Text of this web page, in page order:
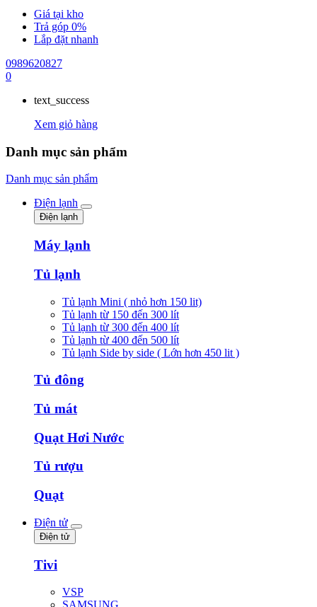
Giá tại kho
Trả góp 0%
Lắp đặt nhanh
0989620827
0
text_success
Xem giỏ hàng
Danh mục sản phẩm
Danh mục sản phẩm
Điện lạnh
Điện lạnh
Máy lạnh
Tủ lạnh
Tủ lạnh Mini ( nhỏ hơn 150 lit)
Tủ lạnh từ 150 đến 300 lít
Tủ lạnh từ 300 đến 400 lít
Tủ lạnh từ 400 đến 500 lít
Tủ lạnh Side by side ( Lớn hơn 450 lit )
Tủ đông
Tủ mát
Quạt Hơi Nước
Tủ rượu
Quạt
Điện tử
Điện tử
Tivi
VSP